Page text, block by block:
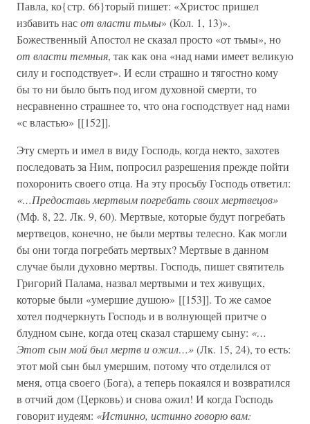
Павла, ко{стр. 66}торый пишет: «Христос пришел
избавить насот власти тьмы» (Кол. 1, 13)».
Божественный Апостол не сказал просто «от тьмы», но
от власти темныя, так как она «над нами имеет великую
силу и господствует». И если страшно и тягостно кому
бы то ни было быть под игом духовной смерти, то
несравненно страшнее то, что она господствует над нами
«с властью» [[152]].
Эту смерть и имел в виду Господь, когда некто, захотев
последовать за Ним, попросил разрешения прежде пойти
похоронить своего отца. На эту просьбу Господь ответил:
«…Предоставь мертвым погребать своих мертвецов»
(Мф. 8, 22. Лк. 9, 60). Мертвые, которые будут погребать
мертвецов, конечно, не были мертвы телесно. Как могли
бы они тогда погребать мертвых? Мертвые в данном
случае были духовно мертвы. Господь, пишет святитель
Григорий Палама, назвал мертвыми и тех живущих,
которые были «умершие душою» [[153]]. То же самое
хотел подчеркнуть Господь и в волнующей притче о
блудном сыне, когда отец сказал старшему сыну: «…
Этот сын мой был мертв и ожил…»(Лк. 15, 24), то есть:
этот мой сын был умершим, потому что отделился от
меня, отца своего (Бога), а теперь покаялся и возвратился
в отчий дом (Церковь) и снова ожил! И когда Господь
говорит иудеям: «Истинно, истинно говорю вам: